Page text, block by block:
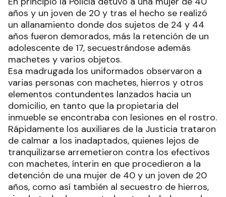
años y un joven de 20 y tras el hecho se realizó
un allanamiento donde dos sujetos de 24 y 44
años fueron demorados, más la retención de un
adolescente de 17, secuestrándose además
machetes y varios objetos.
Esa madrugada los uniformados observaron a
varias personas con machetes, hierros y otros
elementos contundentes lanzados hacia un
domicilio, en tanto que la propietaria del
inmueble se encontraba con lesiones en el rostro.
Rápidamente los auxiliares de la Justicia trataron
de calmar a los inadaptados, quienes lejos de
tranquilizarse arremetieron contra los efectivos
con machetes, ínterin en que procedieron a la
detención de una mujer de 40 y un joven de 20
años, como así también al secuestro de hierros,